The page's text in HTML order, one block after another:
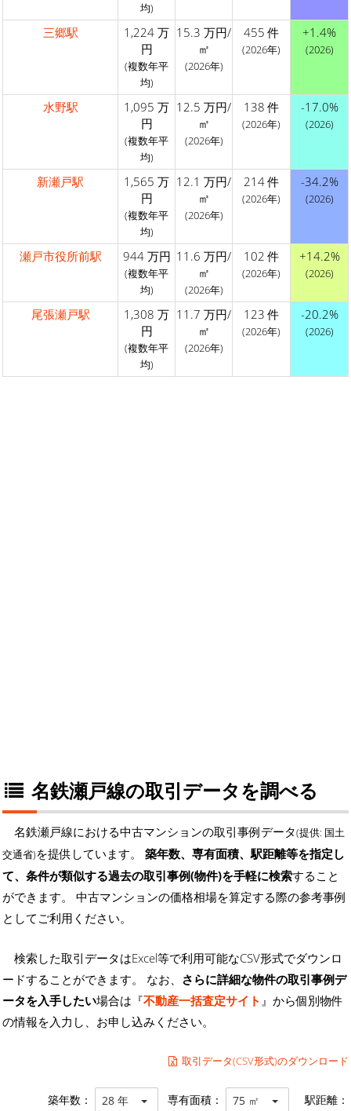
均)
三郷駅
1,224 万
円
(複数年平
均)
15.3 万円/
㎡
(2026年)
455 件
(2026年)
+1.4%
(2026)
水野駅
1,095 万
円
(複数年平
均)
12.5 万円/
㎡
(2026年)
138 件
(2026年)
-17.0%
(2026)
新瀬戸駅
1,565 万
円
(複数年平
均)
12.1 万円/
㎡
(2026年)
214 件
(2026年)
-34.2%
(2026)
瀬戸市役所前駅 944 万円
(複数年平
均)
11.6 万円/
㎡
(2026年)
102 件
(2026年)
+14.2%
(2026)
尾張瀬戸駅
1,308 万
円
(複数年平
均)
11.7 万円/
㎡
(2026年)
123 件
(2026年)
-20.2%
(2026)
名鉄瀬戸線の取引データを調べる
名鉄瀬戸線における中古マンションの取引事例データ(提供: 国土
交通省)を提供しています。 築年数、専有面積、駅距離等を指定し
て、条件が類似する過去の取引事例(物件)を手軽に検索すること
ができます。 中古マンションの価格相場を算定する際の参考事例
としてご利用ください。
検索した取引データはExcel等で利用可能なCSV形式でダウンロ
ードすることができます。 なお、 さらに詳細な物件の取引事例デ
ータを入手したい場合は『不動産一括査定サイト 』から個別物件
の情報を入力し、お申し込みください。
取引データ(CSV形式)のダウンロード
築年数： 28 年 専有面積： 75 ㎡ 駅距離：